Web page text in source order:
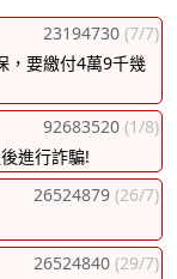
23194730 (7/7)
，要繳付4萬9千幾
92683520 (1/8)
進行詐騙!
26524879 (26/7)
26524840 (29/7)